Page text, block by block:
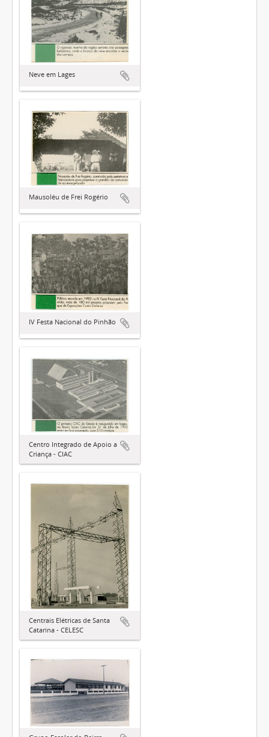
Neve em Lages
Mausoléu de Frei Rogério
IV Festa Nacional do Pinhão
Centro Integrado de Apoio a
Criança - CIAC
Centrais Elétricas de Santa
Catarina - CELESC